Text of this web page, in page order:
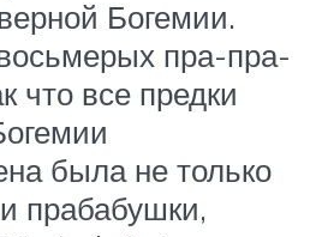
Богемии.
пра-пра-
что все предки
была не только
прабабушки,